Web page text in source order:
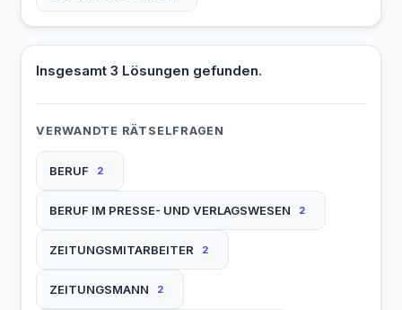
Insgesamt 3 Lösungen gefunden.
VERWANDTE RÄTSELFRAGEN
BERUF 2
BERUF IM PRESSE- UND VERLAGSWESEN 2
ZEITUNGSMITARBEITER 2
ZEITUNGSMANN 2